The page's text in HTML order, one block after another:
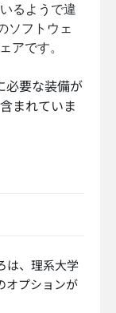
るようで違
ソフトウェ
アです。
必要な装備が
まれていま
は、理系大学
オプションが